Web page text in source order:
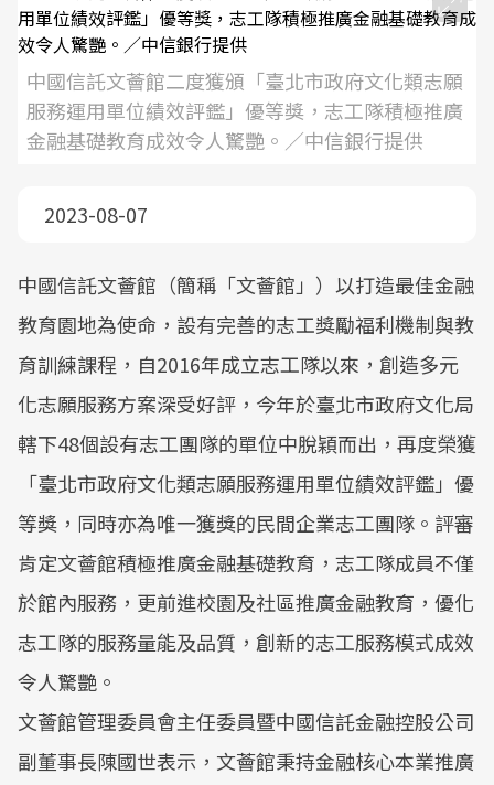
中國信託文薈館二度獲頒「臺北市政府文化類志願
服務運用單位績效評鑑」優等獎，志工隊積極推廣
金融基礎教育成效令人驚艷。／中信銀行提供
2023-08-07
中國信託文薈館（簡稱「文薈館」）以打造最佳金融
教育園地為使命，設有完善的志工獎勵福利機制與教
育訓練課程，自2016年成立志工隊以來，創造多元
化志願服務方案深受好評，今年於臺北市政府文化局
轄下48個設有志工團隊的單位中脫穎而出，再度榮獲
「臺北市政府文化類志願服務運用單位績效評鑑」優
等獎，同時亦為唯一獲獎的民間企業志工團隊。評審
肯定文薈館積極推廣金融基礎教育，志工隊成員不僅
於館內服務，更前進校園及社區推廣金融教育，優化
志工隊的服務量能及品質，創新的志工服務模式成效
令人驚艷。
文薈館管理委員會主任委員暨中國信託金融控股公司
副董事長陳國世表示，文薈館秉持金融核心本業推廣